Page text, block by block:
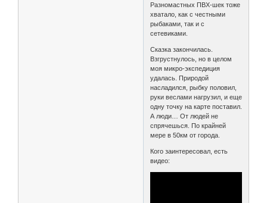
Разномастных ПВХ-шек тоже
хватало, как с честными
рыбаками, так и с
сетевиками.
Сказка закончилась.
Взгрустнулось, но в целом
моя микро-экспедиция
удалась. Природой
насладился, рыбку половил,
руки веслами нагрузил, и еще
одну точку на карте поставил.
А люди… От людей не
спрячешься. По крайней
мере в 50км от города.
Кого заинтересовал, есть
видео: